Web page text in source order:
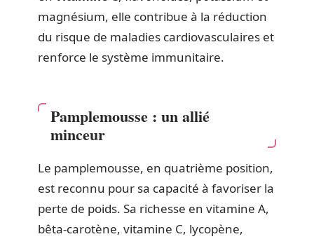
magnésium, elle contribue à la réduction
du risque de maladies cardiovasculaires et
renforce le système immunitaire.
Pamplemousse : un allié
minceur
Le pamplemousse, en quatrième position,
est reconnu pour sa capacité à favoriser la
perte de poids. Sa richesse en vitamine A,
bêta-carotène, vitamine C, lycopène,